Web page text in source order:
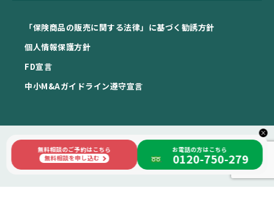
×
無料相談のご予約はこちら
無料相談を申し込む
お電話の方はこちら
0120-750-279
「保険商品の販売に関する法律」に基づく勧誘方針
個⼈情報保護⽅針
FD宣⾔
中⼩M&Aガイドライン遵守宣⾔
Copyright © 日本相続知財センター札幌 All rights reserved.